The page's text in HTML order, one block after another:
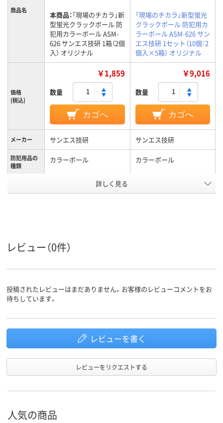
商品名 本商品：「現場のチカラ」新
型蛍光クラックボール 防
犯用カラーボール ASM-
626 サンエス技研 1箱（2個
入） オリジナル
「現場のチカラ」新型蛍光
クラックボール 防犯用カ
ラーボール ASM-626 サン
エス技研 1セット（10個：2
個入×5箱） オリジナル
価格
(税込)
￥1,859
数量
カゴへ
￥9,016
数量
カゴへ
メーカー サンエス技研 サンエス技研
防犯用品の
種類
カラーボール カラーボール
詳しく見る
レビュー（0件）
投稿されたレビューはまだありません。お客様のレビューコメントをお
待ちしています。
レビューを書く
レビューをリクエストする
人気の商品